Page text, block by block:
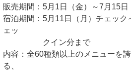
販売期間：5月1日（金）～7月15日
宿泊期間：5月11日（月）チェック
ェッ
クイン分まで
内容：全60種類以上のメニューを
る、